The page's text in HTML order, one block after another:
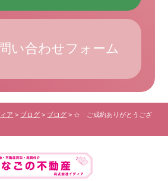
い合わせフォーム
ア > ブログ > ブログ > ☆ ご成約ありがとうござ